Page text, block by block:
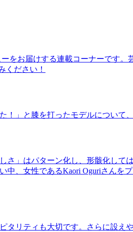
お届けする連載コーナーです。
ください！
」と膝を打ったモデルについて
さ」はパターン化し、形骸化して
、女性であるKaori Oguriさんを
リティも大切です。さらに設え